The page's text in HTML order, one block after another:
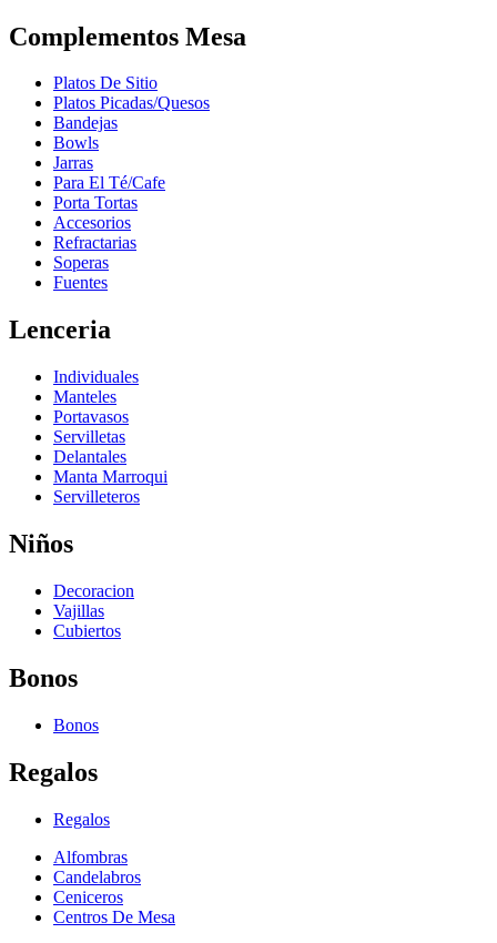
Complementos Mesa
Platos De Sitio
Platos Picadas/Quesos
Bandejas
Bowls
Jarras
Para El Té/Cafe
Porta Tortas
Accesorios
Refractarias
Soperas
Fuentes
Lenceria
Individuales
Manteles
Portavasos
Servilletas
Delantales
Manta Marroqui
Servilleteros
Niños
Decoracion
Vajillas
Cubiertos
Bonos
Bonos
Regalos
Regalos
Alfombras
Candelabros
Ceniceros
Centros De Mesa